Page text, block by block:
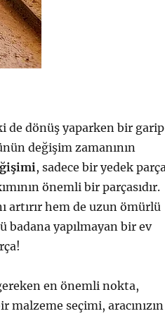
de dönüş yaparken bir garip
değişim zamanının
, sadece bir yedek
önemli bir parçasıdır.
artırır hem de uzun ömürlü
badana yapılmayan bir ev
en önemli nokta,
malzeme seçimi, aracınızın